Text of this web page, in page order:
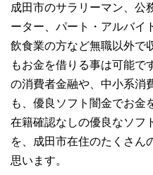
成田市のサラリーマン、公
ーター、パート・アルバイ
飲食業の方など無職以外で
もお金を借りる事は可能で
の消費者金融や、中小系消
も、優良ソフト闇金でお金
在籍確認なしの優良なソフ
を、成田市在住のたくさん
思います。